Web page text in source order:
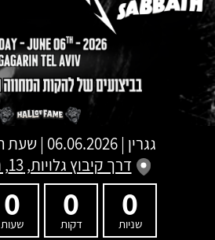
גגרין | 06.06.2026 | שעת התחלה 15:00
דרך קיבוץ גלויות, 13, תל אביב-יפו
0
שניות
0
דקות
0
שעות